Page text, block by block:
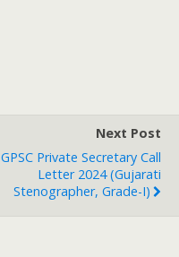
Next Post
GPSC Private Secretary Call
Letter 2024 (Gujarati
Stenographer, Grade-I)